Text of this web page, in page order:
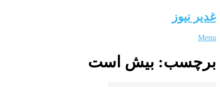
غدیر نیوز
Menu
برچسب: بیش است